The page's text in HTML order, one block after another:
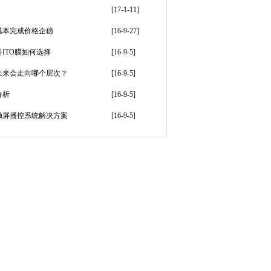
[17-1-11]
完成价格企稳 [16-9-27]
膜如何选择 [16-9-5]
会走向哪个层次？ [16-9-5]
析 [16-9-5]
播控系统解决方案 [16-9-5]